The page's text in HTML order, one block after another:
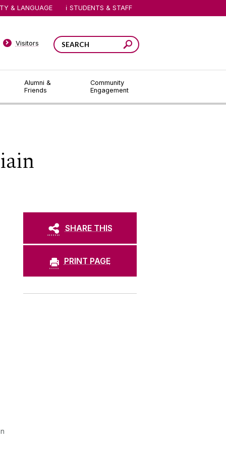
Alumni &
Friends
Community
Engagement
Visitors
& LANGUAGE STUDENTS & STAFF
SHARE THIS
PRINT PAGE